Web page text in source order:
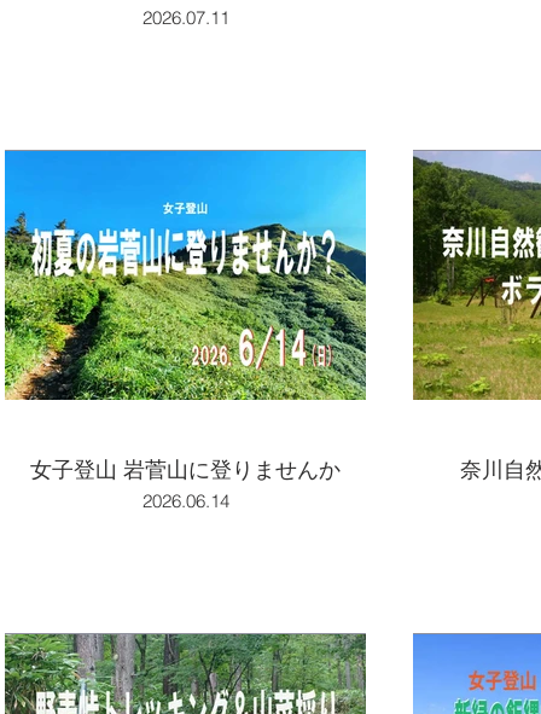
2026.07.11
女子登山 岩菅山に登りませんか
2026.06.14
奈川自